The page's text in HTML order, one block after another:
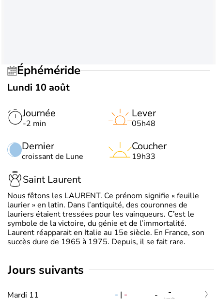
Éphéméride
Lundi 10 août
Journée
-2 min
Dernier
croissant de Lune
Lever
05h48
Coucher
19h33
Saint Laurent
Nous fêtons les LAURENT. Ce prénom signifie « feuille
laurier » en latin. Dans l’antiquité, des couronnes de
lauriers étaient tressées pour les vainqueurs. C’est le
symbole de la victoire, du génie et de l’immortalité.
Laurent réapparait en Italie au 15e siècle. En France, son
succès dure de 1965 à 1975. Depuis, il se fait rare.
jours suivants
Mardi 11 - | - - -